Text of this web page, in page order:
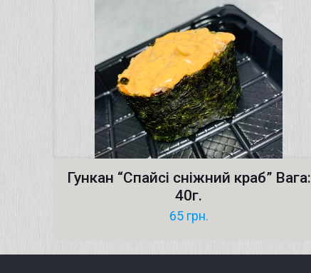
Гункан “Cпайсі сніжний краб” Вага:
40г.
65 грн.